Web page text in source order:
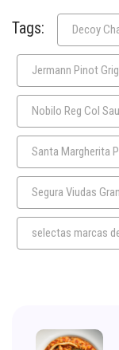
Tags: Decoy
Jermann Pinot
Nobilo Reg Col
Santa Margherita
Segura Viudas
selectas marcas